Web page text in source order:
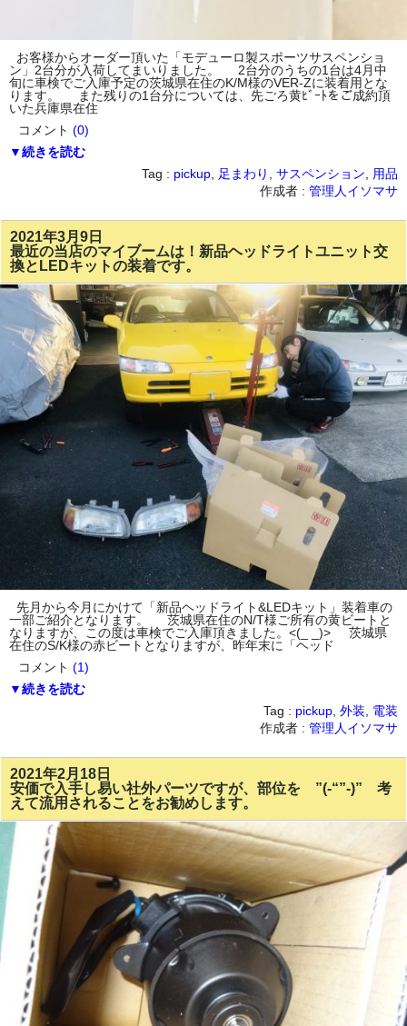
お客様からオーダー頂いた「モデューロ製スポーツサスペンショ
ン」2台分が入荷してまいりました。 2台分のうちの1台は4月中
旬に車検でご入庫予定の茨城県在住のK/M様のVER-Zに装着用とな
ります。 また残りの1台分については、先ごろ黄ﾋﾞｰﾄをご成約頂
いた兵庫県在住
コメント (0)
▼続きを読む
Tag : pickup 足まわり サスペンション
用品
作成者 : 管理人イソマサ
2021年3月9日
最近の当店のマイブームは！新品ヘッドライトユニット交
換とLEDキットの装着です。
先月から今月にかけて「新品ヘッドライト&LEDキット」装着車の
一部ご紹介となります。 茨城県在住のN/T様ご所有の黄ビートと
なりますが、この度は車検でご入庫頂きました。<(_ _)> 茨城県
在住のS/K様の赤ビートとなりますが、昨年末に「ヘッド
コメント (1)
▼続きを読む
Tag : pickup 外装
電装
作成者 : 管理人イソマサ
2021年2月18日
安価で入手し易い社外パーツですが、部位を ”(-“”-)” 考
えて流用されることをお勧めします。